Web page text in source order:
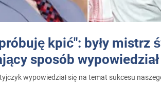
kpić": były mistrz
sposób
wypowiedział się na temat sukcesu